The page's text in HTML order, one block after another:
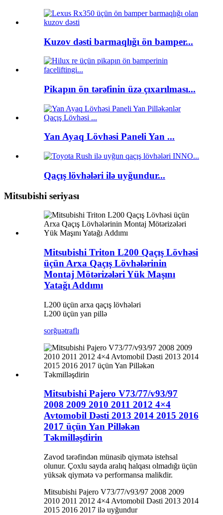
Kuzov dəsti barmaqlığı ön bamper...
Pikapın ön tərəfinin üzə çıxarılması...
Yan Ayaq Lövhəsi Paneli Yan ...
Qaçış lövhələri ilə uyğundur...
Mitsubishi seriyası
Mitsubishi Triton L200 Qaçış Lövhəsi
üçün Arxa Qaçış Lövhələrinin
Montaj Mötərizələri Yük Maşını
Yatağı Addımı
L200 üçün arxa qaçış lövhələri
L200 üçün yan pillə
sorğuətraflı
Mitsubishi Pajero V73/77/v93/97
2008 2009 2010 2011 2012 4×4
Avtomobil Dəsti 2013 2014 2015 2016
2017 üçün Yan Pilləkən
Təkmilləşdirin
Zavod tərəfindən münasib qiymətə istehsal
olunur. Çoxlu sayda aralıq halqası olmadığı üçün
yüksək qiymətə və performansa malikdir.
Mitsubishi Pajero V73/77/v93/97 2008 2009
2010 2011 2012 4×4 Avtomobil Dəsti 2013 2014
2015 2016 2017 ilə uyğundur